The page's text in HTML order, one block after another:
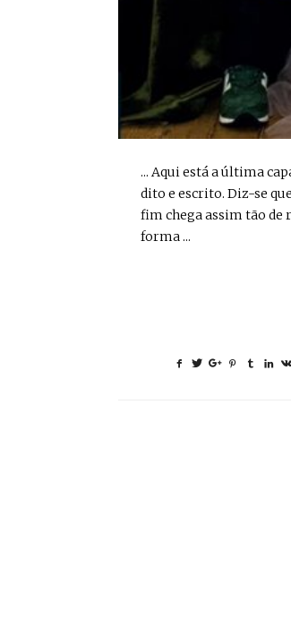
... Aqui está a última
dito e escrito. Diz-se
fim chega assim tão de
forma ...